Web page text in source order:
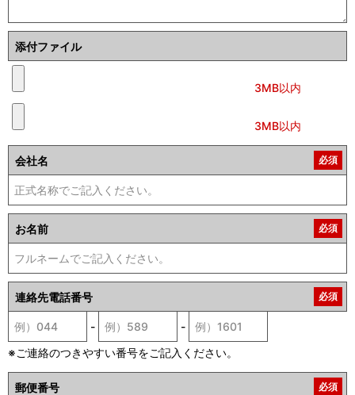
添付ファイル
3MB以内
3MB以内
会社名 必須
お名前 必須
連絡先電話番号 必須
-
-
※ご連絡のつきやすい番号をご記入ください。
郵便番号 必須